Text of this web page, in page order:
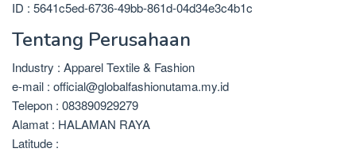
ID : 5641c5ed-6736-49bb-861d-04d34e3c4b1c
Tentang Perusahaan
Industry : Apparel Textile & Fashion
e-mail : official@globalfashionutama.my.id
Telepon : 083890929279
Alamat : HALAMAN RAYA
Latitude :